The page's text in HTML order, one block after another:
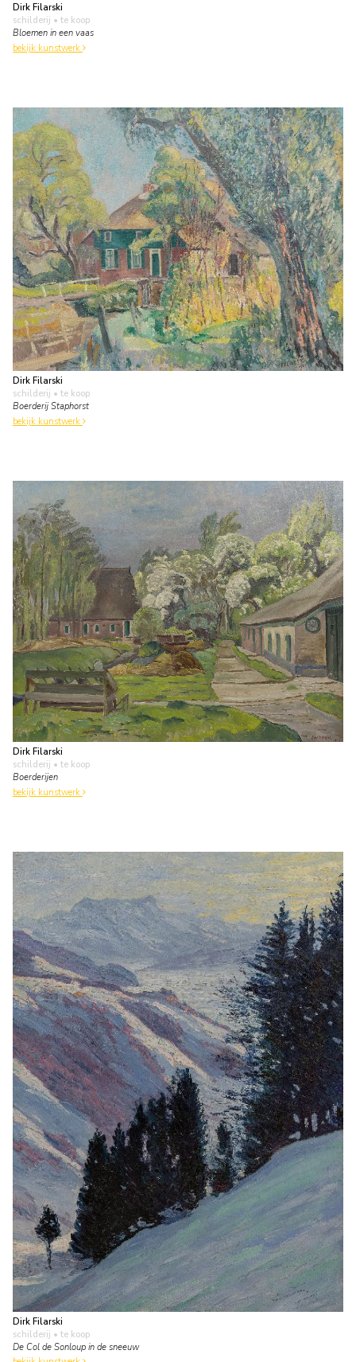
Dirk Filarski
schilderij • te koop
Bloemen in een vaas
bekijk kunstwerk
Dirk Filarski
schilderij • te koop
Boerderij Staphorst
bekijk kunstwerk
Dirk Filarski
schilderij • te koop
Boerderijen
bekijk kunstwerk
Dirk Filarski
schilderij • te koop
De Col de Sonloup in de sneeuw